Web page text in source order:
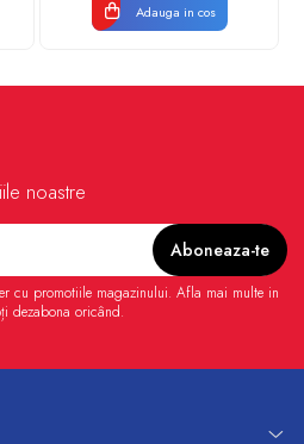
Adauga in cos
noastre
cu promotiile magazinului. Afla mai multe in
dezabona oricând.